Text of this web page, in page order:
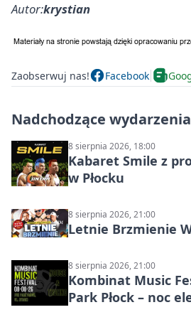
Autor:krystian
Zaobserwuj nas! Facebook
Nadchodzące wydarzenia
8 sierpnia 2026, 18:00
Kabaret Smile z
w Płocku
8 sierpnia 2026, 21:00
Letnie Brzmienie
8 sierpnia 2026, 21:00
Kombinat Music
Park Płock – noc